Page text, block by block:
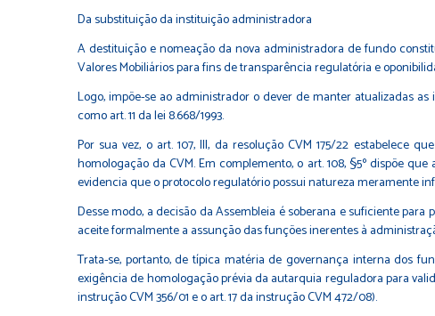
Da substituição da instituição administradora
A destituição e nomeação da nova administradora de fundo
Valores Mobiliários para fins de transparência regulatória e
Logo, impõe-se ao administrador o dever de manter atualizadas
como art. 11 da lei 8.668/1993.
Por sua vez, o art. 107, III, da resolução CVM 175/22 estabelece
homologação da CVM. Em complemento, o art. 108, §5º dispõe
evidencia que o protocolo regulatório possui natureza meramente
Desse modo, a decisão da Assembleia é soberana e suficiente
aceite formalmente a assunção das funções inerentes à
Trata-se, portanto, de típica matéria de governança interna dos
exigência de homologação prévia da autarquia reguladora para
instrução CVM 356/01 e o art. 17 da instrução CVM 472/08).